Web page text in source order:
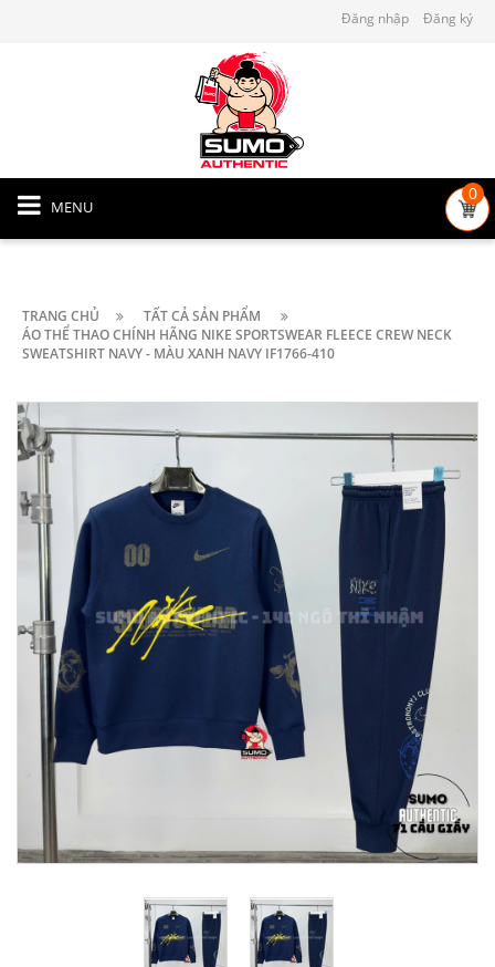
Đăng nhập Đăng ký
MENU
0
TRANG CHỦ
TẤT CẢ SẢN PHẨM
ÁO THỂ THAO CHÍNH HÃNG NIKE SPORTSWEAR FLEECE CREW NECK
SWEATSHIRT NAVY - MÀU XANH NAVY IF1766-410